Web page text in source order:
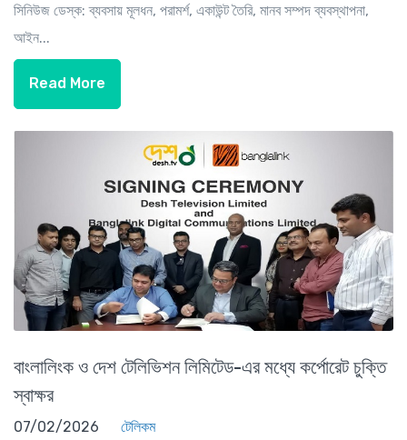
সিনিউজ ডেস্ক: ব্যবসায় মূলধন, পরামর্শ, একাউন্ট তৈরি, মানব সম্পদ ব্যবস্থাপনা,
আইন...
Read More
বাংলালিংক ও দেশ টেলিভিশন লিমিটেড-এর মধ্যে কর্পোরেট চুক্তি
স্বাক্ষর
07/02/2026 টেলিকম